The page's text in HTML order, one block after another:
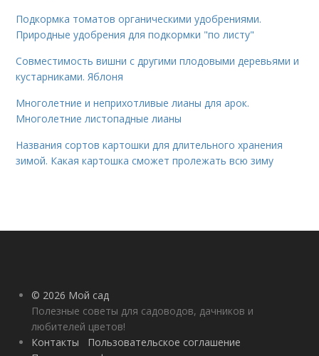
Подкормка томатов органическими удобрениями.
Природные удобрения для подкормки "по листу"
Совместимость вишни с другими плодовыми деревьями и
кустарниками. Яблоня
Многолетние и неприхотливые лианы для арок.
Многолетние листопадные лианы
Названия сортов картошки для длительного хранения
зимой. Какая картошка сможет пролежать всю зиму
© 2026 Мой сад
Полезные советы для садоводов, дачников и
любителей цветов!
Контакты
Пользовательское соглашение